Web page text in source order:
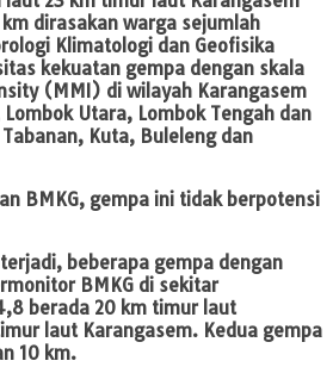
dirasakan warga sejumlah
Klimatologi dan Geofisika
kekuatan gempa dengan skala
(MMI) di wilayah Karangasem
Utara, Lombok Tengah dan
Kuta, Buleleng dan
BMKG, gempa ini tidak berpotensi
beberapa gempa dengan
BMKG di sekitar
berada 20 km timur laut
laut Karangasem. Kedua gempa
10 km.